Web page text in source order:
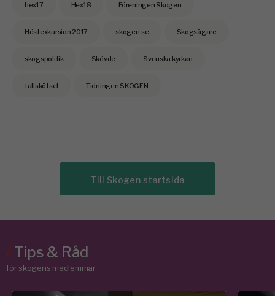
hex17 Hex18 Föreningen Skogen
Höstexkursion 2017 skogen.se Skogsägare
skogspolitik Skövde Svenska kyrkan
tallskötsel Tidningen SKOGEN
Till Skogen startsida
/Tips & Råd
för skogens medlemmar